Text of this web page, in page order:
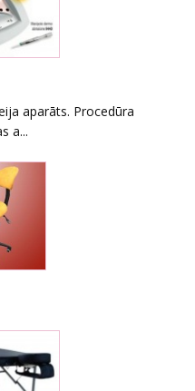
aparāts. Procedūra
a...